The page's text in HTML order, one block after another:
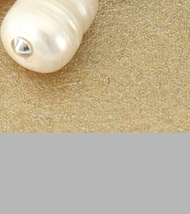
Halskette Herzen Anhänger
rosévergoldet - 1507
€24,95 €34,95
Inkl. MwSt.